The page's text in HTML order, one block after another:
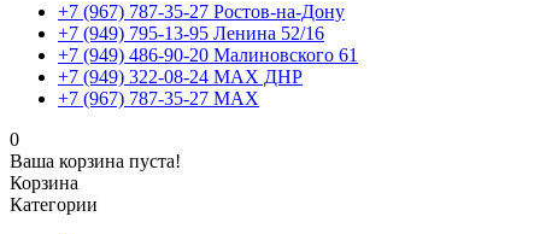
+7 (967) 787-35-27 Ростов-на-Дону
+7 (949) 795-13-95 Ленина 52/16
+7 (949) 486-90-20 Малиновского 61
+7 (949) 322-08-24 MAX ДНР
+7 (967) 787-35-27 MAX
0
Ваша корзина пуста!
Корзина
Категории